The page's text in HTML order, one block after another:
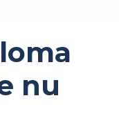
nu